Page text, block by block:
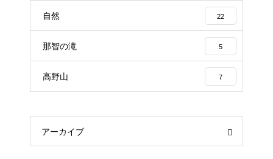
自然 22
那智の滝 5
高野山 7
アーカイブ